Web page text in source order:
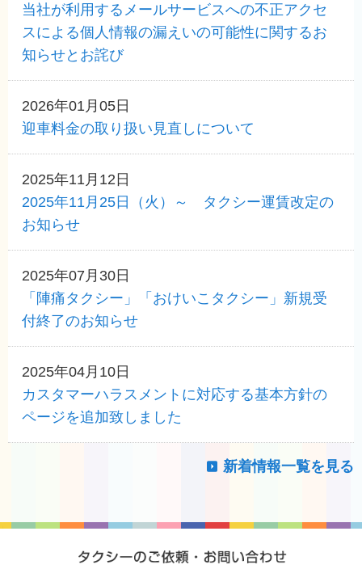
当社が利用するメールサービスへの不正アクセ
スによる個人情報の漏えいの可能性に関するお
知らせとお詫び
2026年01月05日
迎車料金の取り扱い見直しについて
2025年11月12日
2025年11月25日（火）～ タクシー運賃改定の
お知らせ
2025年07月30日
「陣痛タクシー」「おけいこタクシー」新規受
付終了のお知らせ
2025年04月10日
カスタマーハラスメントに対応する基本方針の
ページを追加致しました
新着情報一覧を見る